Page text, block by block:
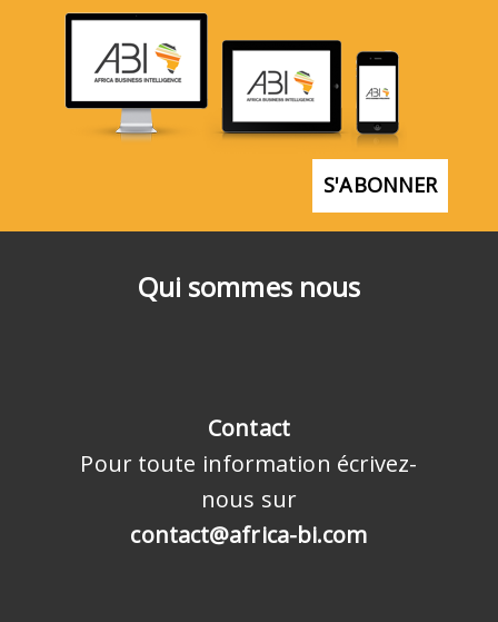
Qui sommes nous
Contact
Pour toute information écrivez-
nous sur
contact@africa-bi.com
S'ABONNER